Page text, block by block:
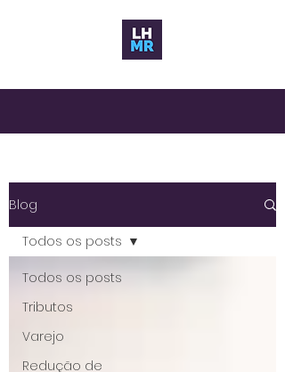
Blog
Todos os posts
Tributos
Varejo
Redução de
Todos os posts